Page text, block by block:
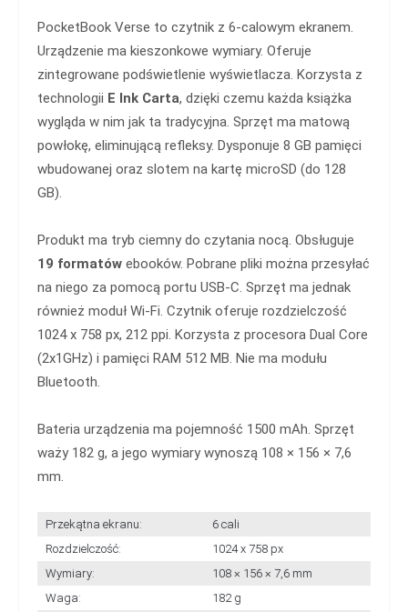
PocketBook Verse to czytnik z 6-calowym ekranem.
Urządzenie ma kieszonkowe wymiary. Oferuje
zintegrowane podświetlenie wyświetlacza. Korzysta z
technologii E Ink Carta, dzięki czemu każda książka
wygląda w nim jak ta tradycyjna. Sprzęt ma matową
powłokę, eliminującą refleksy. Dysponuje 8 GB pamięci
wbudowanej oraz slotem na kartę microSD (do 128
GB).
Produkt ma tryb ciemny do czytania nocą. Obsługuje
19 formatów ebooków. Pobrane pliki można przesyłać
na niego za pomocą portu USB-C. Sprzęt ma jednak
również moduł Wi-Fi. Czytnik oferuje rozdzielczość
1024 x 758 px, 212 ppi. Korzysta z procesora Dual Core
(2x1GHz) i pamięci RAM 512 MB. Nie ma modułu
Bluetooth.
Bateria urządzenia ma pojemność 1500 mAh. Sprzęt
waży 182 g, a jego wymiary wynoszą 108 × 156 × 7,6
mm.
Przekątna ekranu:
6 cali
Rozdzielczość:
1024 x 758 px
Wymiary:
108 × 156 × 7,6 mm
Waga:
182 g